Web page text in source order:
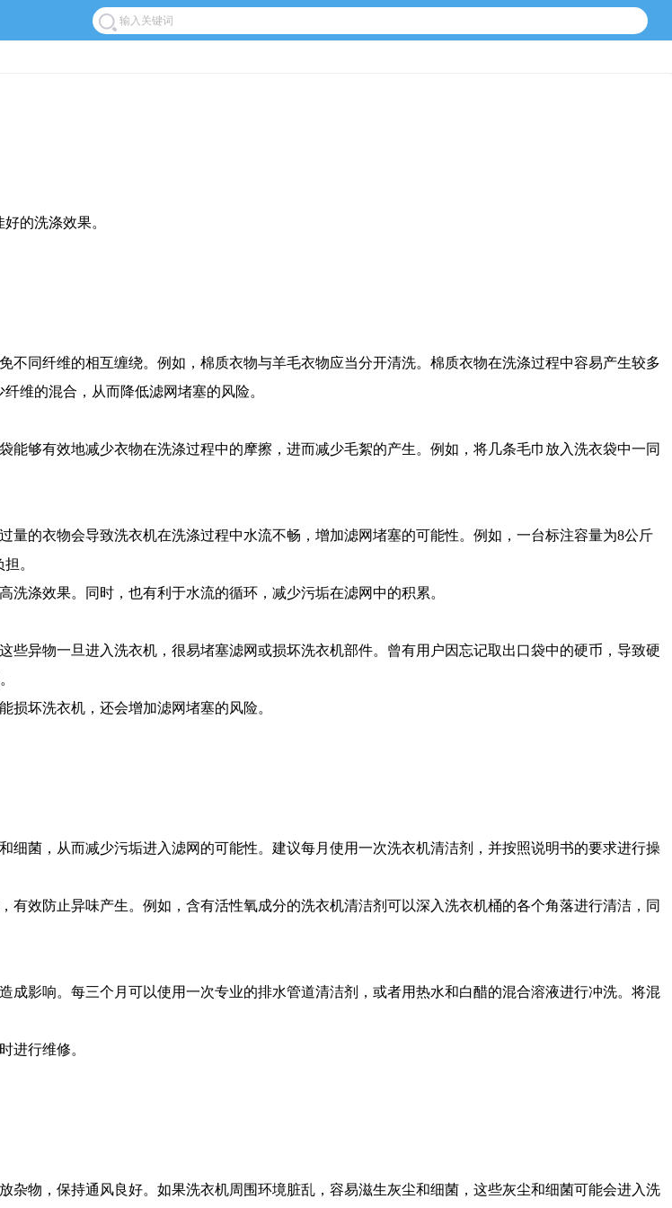
的洗涤效果。
同纤维的相互缠绕。例如，棉质衣物与羊毛衣物应当分开清洗。棉质衣物在洗涤过程中容易产生较多
维的混合，从而降低滤网堵塞的风险。
够有效地减少衣物在洗涤过程中的摩擦，进而减少毛絮的产生。例如，将几条毛巾放入洗衣袋中一同
的衣物会导致洗衣机在洗涤过程中水流不畅，增加滤网堵塞的可能性。例如，一台标注容量为8公斤
。
涤效果。同时，也有利于水流的循环，减少污垢在滤网中的积累。
异物一旦进入洗衣机，很易堵塞滤网或损坏洗衣机部件。曾有用户因忘记取出口袋中的硬币，导致硬
坏洗衣机，还会增加滤网堵塞的风险。
菌，从而减少污垢进入滤网的可能性。建议每月使用一次洗衣机清洁剂，并按照说明书的要求进行操
效防止异味产生。例如，含有活性氧成分的洗衣机清洁剂可以深入洗衣机桶的各个角落进行清洁，同
影响。每三个月可以使用一次专业的排水管道清洁剂，或者用热水和白醋的混合溶液进行冲洗。将混
进行维修。
物，保持通风良好。如果洗衣机周围环境脏乱，容易滋生灰尘和细菌，这些灰尘和细菌可能会进入洗